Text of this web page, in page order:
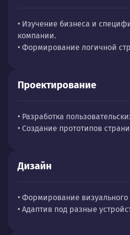
• Изучение бизнеса и
компании.
• Формирование логичной
Проектирование
• Разработка
• Создание прототипов
Дизайн
• Формирование визуального
• Адаптив под разные